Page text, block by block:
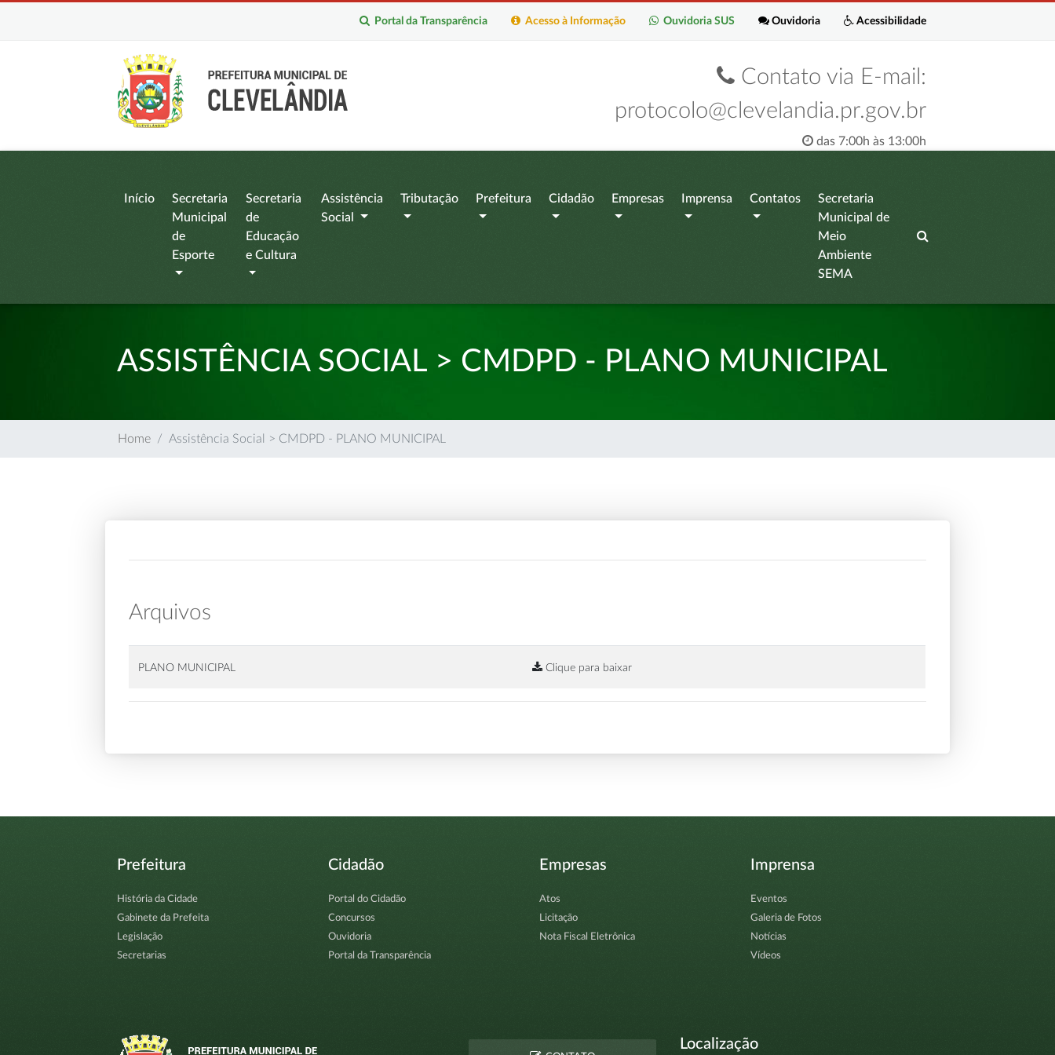
Acessibilidade
Ouvidoria
Ouvidoria SUS
Acesso à Informação
Portal da Transparência
Contato via E-mail:
protocolo@clevelandia.pr.gov.br
das 7:00h às 13:00h
Início
Secretaria
Municipal
de
Esporte
Secretaria
de
Educação
e Cultura
Assistência
Social
Tributação Prefeitura Cidadão Empresas Imprensa Contatos
Secretaria
Municipal de
Meio
Ambiente
SEMA
ASSISTÊNCIA SOCIAL > CMDPD - PLANO MUNICIPAL
Home Assistência Social > CMDPD - PLANO MUNICIPAL
Arquivos
PLANO MUNICIPAL Clique para baixar
Prefeitura
História da Cidade
Gabinete da Prefeita
Legislação
Secretarias
Cidadão
Portal do Cidadão
Concursos
Ouvidoria
Portal da Transparência
Empresas
Atos
Licitação
Nota Fiscal Eletrônica
Imprensa
Eventos
Galeria de Fotos
Notícias
Vídeos
Localização